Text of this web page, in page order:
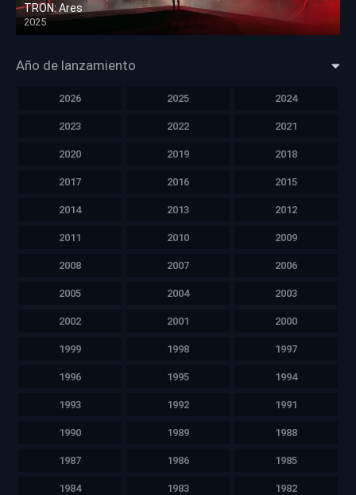
TRON: Ares
2025
HD 1080p
Año de lanzamiento
2026 2025 2024
2023 2022 2021
2020 2019 2018
2017 2016 2015
2014 2013 2012
2011 2010 2009
2008 2007 2006
2005 2004 2003
2002 2001 2000
1999 1998 1997
1996 1995 1994
1993 1992 1991
1990 1989 1988
1987 1986 1985
1984 1983 1982